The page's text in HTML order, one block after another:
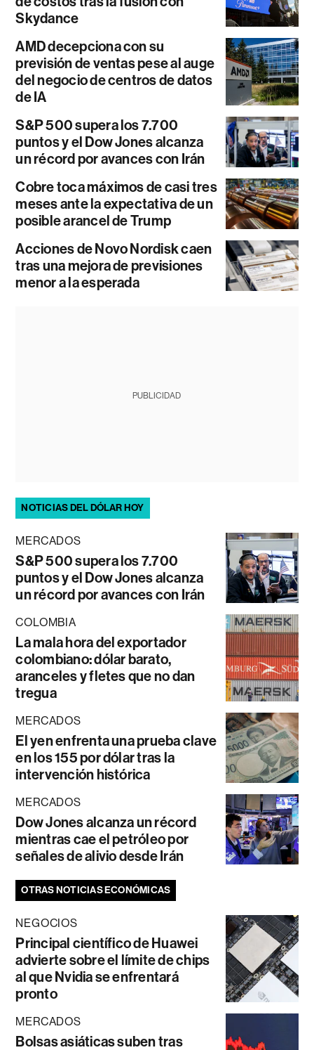
Skydance
AMD decepciona con su
previsión de ventas pese al auge
del negocio de centros de datos
de IA
S&P 500 supera los 7.700
puntos y el Dow Jones alcanza
un récord por avances con Irán
Cobre toca máximos de casi tres
meses ante la expectativa de un
posible arancel de Trump
Acciones de Novo Nordisk caen
tras una mejora de previsiones
menor a la esperada
PUBLICIDAD
NOTICIAS DEL DÓLAR HOY
MERCADOS
S&P 500 supera los 7.700
puntos y el Dow Jones alcanza
un récord por avances con Irán
COLOMBIA
La mala hora del exportador
colombiano: dólar barato,
aranceles y fletes que no dan
tregua
MERCADOS
El yen enfrenta una prueba clave
en los 155 por dólar tras la
intervención histórica
MERCADOS
Dow Jones alcanza un récord
mientras cae el petróleo por
señales de alivio desde Irán
OTRAS NOTICIAS ECONÓMICAS
NEGOCIOS
Principal científico de Huawei
advierte sobre el límite de chips
al que Nvidia se enfrentará
pronto
MERCADOS
Bolsas asiáticas suben tras